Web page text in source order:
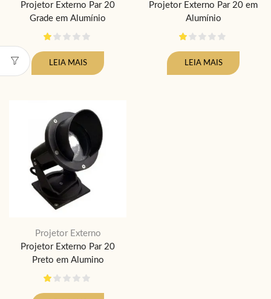
Projetor Externo Par 20
Grade em Alumínio
LEIA MAIS
Projetor Externo Par 20 em
Alumínio
LEIA MAIS
Projetor Externo
Projetor Externo Par 20
Preto em Alumino